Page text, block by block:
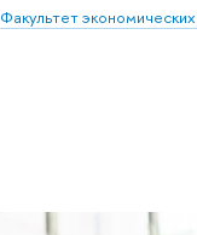
Факультет экономических